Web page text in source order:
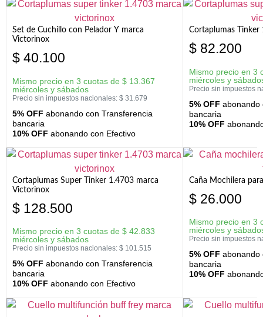
Set de Cuchillo con Pelador Y marca
Victorinox
$ 40.100
Mismo precio en 3 cuotas de $ 13.367
miércoles y sábados
Precio sin impuestos nacionales: $ 31.679
5% OFF abonando con Transferencia
bancaria
10% OFF abonando con Efectivo
Cortaplumas
$ 82.200
Mismo precio en 3
miércoles y
Precio sin impuestos
5% OFF abonando
bancaria
10% OFF
Cortaplumas Super Tinker 1.4703 marca
Victorinox
$ 128.500
Mismo precio en 3 cuotas de $ 42.833
miércoles y sábados
Precio sin impuestos nacionales: $ 101.515
5% OFF abonando con Transferencia
bancaria
10% OFF abonando con Efectivo
Caña Mochilera
$ 26.000
Mismo precio en 3
miércoles y
Precio sin impuestos
5% OFF abonando
bancaria
10% OFF